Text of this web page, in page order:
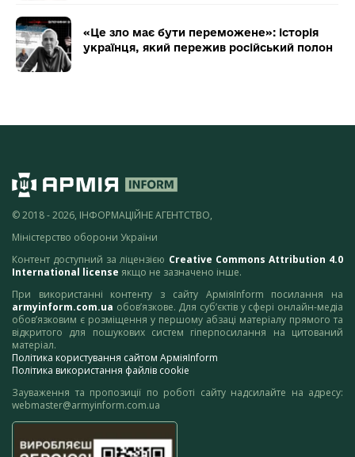
«Це зло має бути переможене»: історія
українця, який пережив російський полон
© 2018 - 2026, ІНФОРМАЦІЙНЕ АГЕНТСТВО,
Міністерство оборони України
Контент доступний за ліцензією Creative Commons Attribution 4.0
International license якщо не зазначено інше.
При використанні контенту з сайту АрміяInform посилання на
armyinform.com.ua обов’язкове. Для суб’єктів у сфері онлайн-медіа
обов’язковим є розміщення у першому абзаці матеріалу прямого та
відкритого для пошукових систем гіперпосилання на цитований
матеріал.
Політика користування сайтом АрміяInform
Політика використання файлів cookie
Зауваження та пропозиції по роботі сайту надсилайте на адресу:
webmaster@armyinform.com.ua